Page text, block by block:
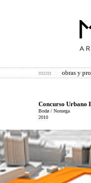
mzm :: obras y
Concurso Urbano
Bodø / Noruega
2010